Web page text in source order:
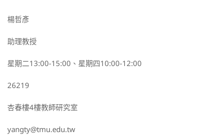
楊哲彥
助理教授
星期二13:00-15:00、星期四10:00-12:00
26219
杏春樓4樓教師研究室
yangty@tmu.edu.tw